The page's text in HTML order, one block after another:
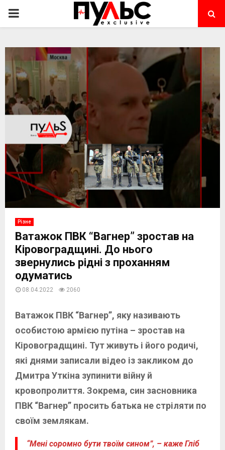
PRIMARY
Різне
Ватажок ПВК “Вагнер” зростав на
Кіровоградщині. До нього
звернулись рідні з проханням
одуматись
08.04.2022 2060
Ватажок ПВК “Вагнер”, яку називають
особистою армією путіна – зростав на
Кіровоградщині. Тут живуть і його родичі,
які днями записали відео із закликом до
Дмитра Уткіна зупинити війну й
кровопролиття. Зокрема, син засновника
ПВК “Вагнер” просить батька не стріляти по
своїм землякам.
“Мені соромно бути твоїм сином”, – каже Гліб